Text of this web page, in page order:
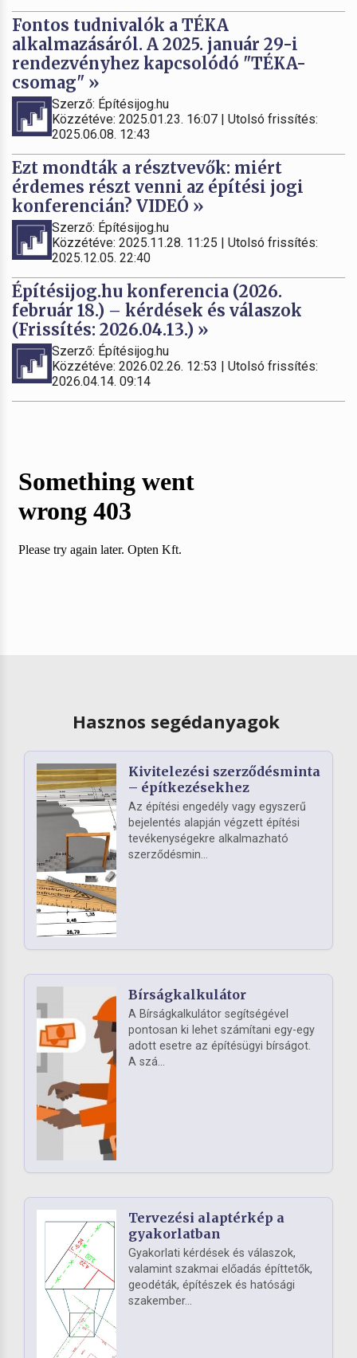
Fontos tudnivalók a TÉKA
alkalmazásáról. A 2025. január 29-i
rendezvényhez kapcsolódó "TÉKA-
csomag" »
Szerző: Építésijog.hu
Közzétéve: 2025.01.23. 16:07 | Utolsó frissítés:
2025.06.08. 12:43
Ezt mondták a résztvevők: miért
érdemes részt venni az építési jogi
konferencián? VIDEÓ »
Szerző: Építésijog.hu
Közzétéve: 2025.11.28. 11:25 | Utolsó frissítés:
2025.12.05. 22:40
Építésijog.hu konferencia (2026.
február 18.) – kérdések és válaszok
(Frissítés: 2026.04.13.) »
Szerző: Építésijog.hu
Közzétéve: 2026.02.26. 12:53 | Utolsó frissítés:
2026.04.14. 09:14
Hasznos segédanyagok
Kivitelezési szerződésminta
– építkezésekhez
Az építési engedély vagy egyszerű
bejelentés alapján végzett építési
tevékenységekre alkalmazható
szerződésmin...
Bírságkalkulátor
A Bírságkalkulátor segítségével
pontosan ki lehet számítani egy-egy
adott esetre az építésügyi bírságot.
A szá...
Tervezési alaptérkép a
gyakorlatban
Gyakorlati kérdések és válaszok,
valamint szakmai előadás építtetők,
geodéták, építészek és hatósági
szakember...